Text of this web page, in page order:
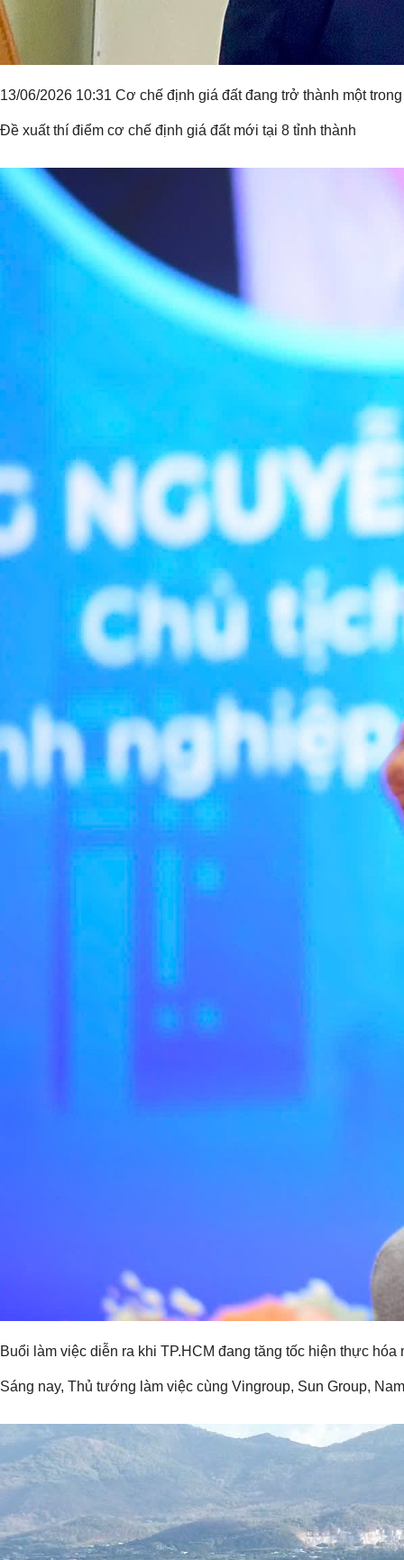
13/06/2026 10:31 Cơ chế định giá đất đang trở thành một
Đề xuất thí điểm cơ chế định giá đất mới tại 8 tỉnh thành
Buổi làm việc diễn ra khi TP.HCM đang tăng tốc hiện thực
Sáng nay, Thủ tướng làm việc cùng Vingroup, Sun Group,